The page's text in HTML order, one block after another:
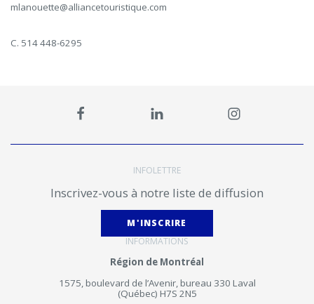
mlanouette@alliancetouristique.com
C. 514 448-6295
INFOLETTRE
Inscrivez-vous à notre liste de diffusion
M'INSCRIRE
INFORMATIONS
Région de Montréal
1575, boulevard de l’Avenir, bureau 330 Laval
(Québec) H7S 2N5